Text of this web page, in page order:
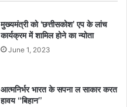
मुख्यमंत्री को ‘छत्तीसकोश’ एप के लांच
कार्यक्रम में शामिल होने का न्योता
June 1, 2023
आत्मनिर्भर भारत के सपना ल साकार करत
हावय “बिहान”